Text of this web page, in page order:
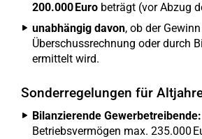
200.000 Euro beträgt (vor Abzug
unabhängig davon, ob der
Überschussrechnung oder durch
ermittelt wird.
Sonderregelungen für
Bilanzierende Gewerbetreibende:
Betriebsvermögen max. 235.000